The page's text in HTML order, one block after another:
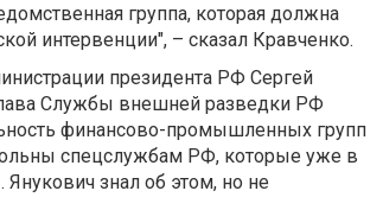
группа, которая должна
интервенции", – сказал Кравченко.
президента РФ Сергей
Службы внешней разведки РФ
финансово-промышленных групп
спецслужбам РФ, которые уже в
Янукович знал об этом, но не